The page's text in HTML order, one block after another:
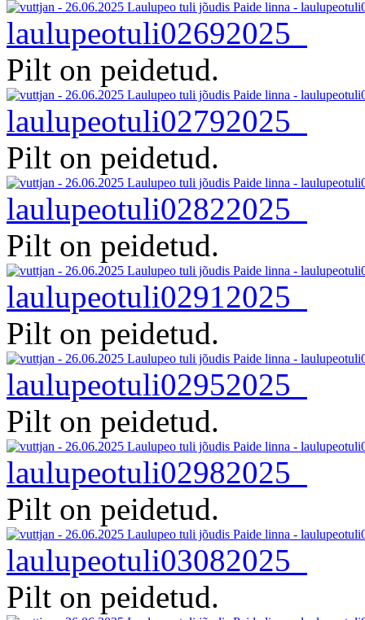
laulupeotuli02692025
Pilt on peidetud.
laulupeotuli02792025
Pilt on peidetud.
laulupeotuli02822025
Pilt on peidetud.
laulupeotuli02912025
Pilt on peidetud.
laulupeotuli02952025
Pilt on peidetud.
laulupeotuli02982025
Pilt on peidetud.
laulupeotuli03082025
Pilt on peidetud.